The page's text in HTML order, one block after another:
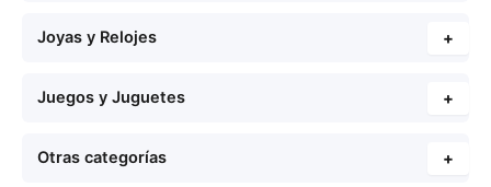
Joyas y Relojes +
Juegos y Juguetes +
Otras categorías +